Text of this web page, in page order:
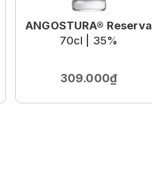
ANGOSTURA® Reserva
70cl | 35%
309.000₫